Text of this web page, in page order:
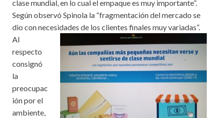
clase mundial, en lo cual el empaque es muy importante”.
Según observó Spinola la “fragmentación del mercado se
dio con necesidades de los clientes finales muy variadas”.
Al
respecto
consignó
la
preocupac
ión por el
ambiente,